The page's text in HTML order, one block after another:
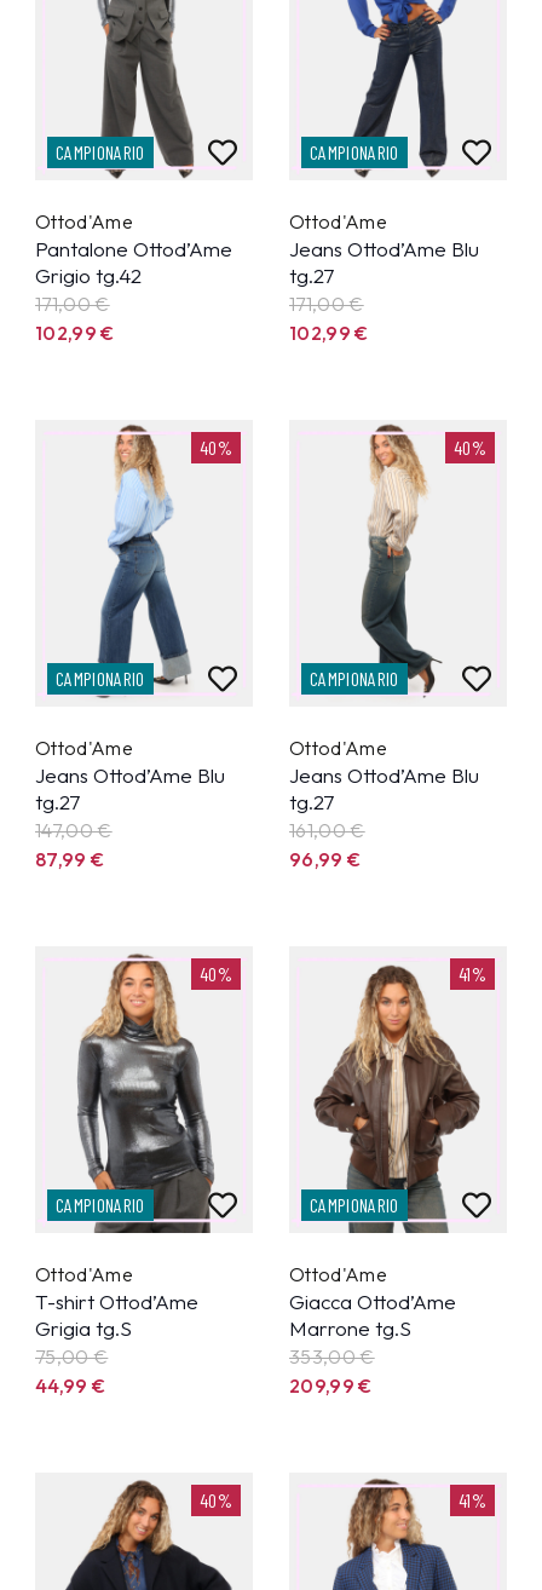
CAMPIONARIO
Ottod'Ame
Pantalone Ottod’Ame
Grigio tg.42
171,00 €
102,99€
CAMPIONARIO
Ottod'Ame
Jeans Ottod’Ame Blu
tg.27
171,00 €
102,99€
40%
CAMPIONARIO
Ottod'Ame
Jeans Ottod’Ame Blu
tg.27
147,00 €
87,99€
40%
CAMPIONARIO
Ottod'Ame
Jeans Ottod’Ame Blu
tg.27
161,00 €
96,99€
40%
CAMPIONARIO
Ottod'Ame
T-shirt Ottod’Ame
Grigia tg.S
75,00 €
44,99€
41%
CAMPIONARIO
Ottod'Ame
Giacca Ottod’Ame
Marrone tg.S
353,00 €
209,99€
40% 41%